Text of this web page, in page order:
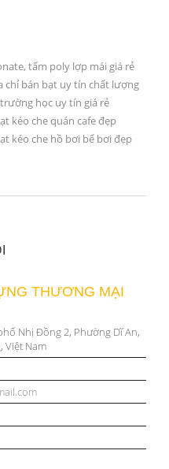
tấm poly lợp mái giá rẻ
chỉ bán bạt uy tín chất lượng
học uy tín giá rẻ
kéo che quán cafe đẹp
kéo che hồ bơi bể bơi đẹp
THƯƠNG MẠI
Nhị Đồng 2, Phường Dĩ An,
Việt Nam